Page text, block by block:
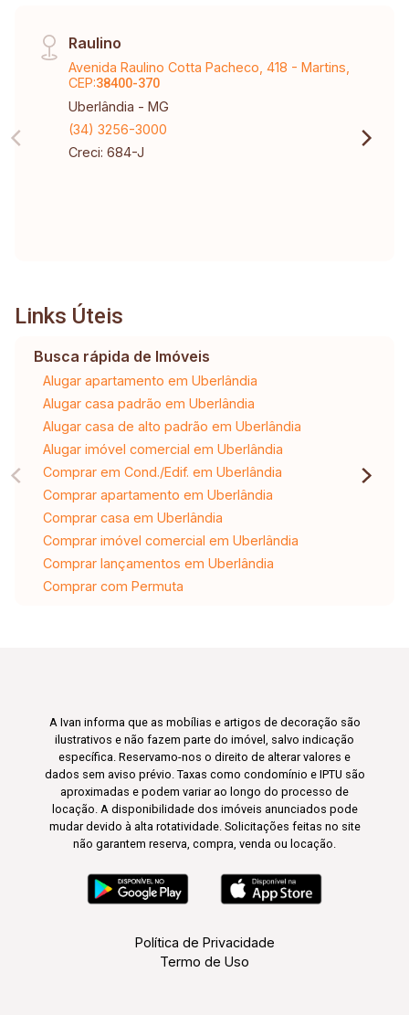
Raulino
Avenida Raulino Cotta Pacheco, 418 - Martins,
CEP:38400-370
Uberlândia - MG
(34) 3256-3000
Creci: 684-J
Links Úteis
Busca rápida de Imóveis
Alugar apartamento em Uberlândia
Alugar casa padrão em Uberlândia
Alugar casa de alto padrão em Uberlândia
Alugar imóvel comercial em Uberlândia
Comprar em Cond./Edif. em Uberlândia
Comprar apartamento em Uberlândia
Comprar casa em Uberlândia
Comprar imóvel comercial em Uberlândia
Comprar lançamentos em Uberlândia
Comprar com Permuta
A Ivan informa que as mobílias e artigos de decoração são
ilustrativos e não fazem parte do imóvel, salvo indicação
específica. Reservamo-nos o direito de alterar valores e
dados sem aviso prévio. Taxas como condomínio e IPTU são
aproximadas e podem variar ao longo do processo de
locação. A disponibilidade dos imóveis anunciados pode
mudar devido à alta rotatividade. Solicitações feitas no site
não garantem reserva, compra, venda ou locação.
Política de Privacidade
Termo de Uso